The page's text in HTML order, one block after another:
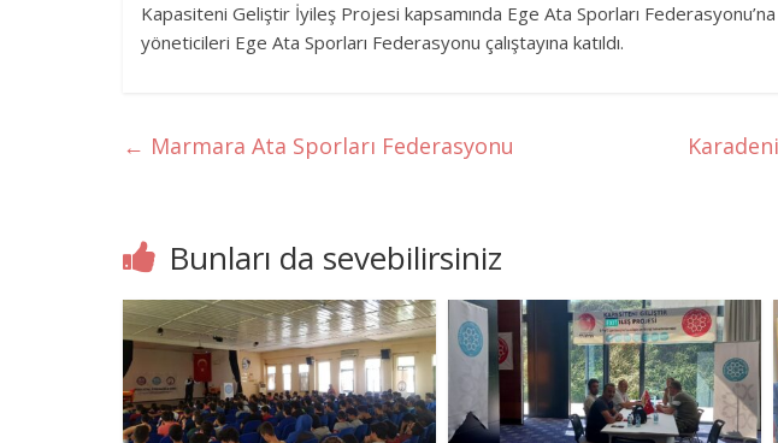
Kapasiteni Geliştir İyileş Projesi kapsamında Ege Ata Sporları Federasyonu’na
yöneticileri Ege Ata Sporları Federasyonu çalıştayına katıldı.
← Marmara Ata Sporları Federasyonu
Bunları da sevebilirsiniz